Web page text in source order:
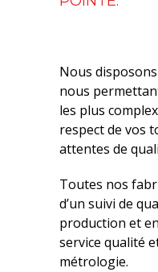
Nous
nous
les plus
respect de vos
attentes de
Toutes nos
d’un suivi de
production et
service qualité
métrologie.